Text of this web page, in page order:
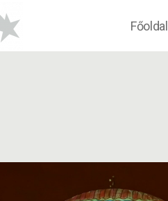
Főoldal